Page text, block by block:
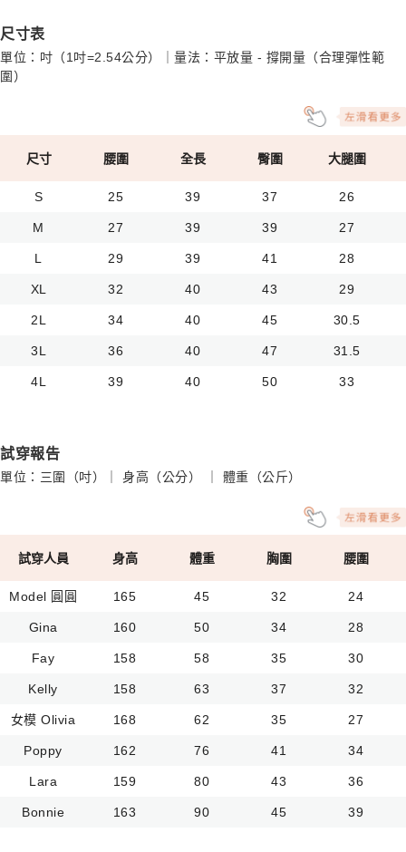
尺寸表
單位：吋（1吋=2.54公分）｜量法：平放量 - 撐開量（合理彈性範
圍）
尺寸 腰圍 全長 臀圍 大腿圍
S 25 39 37 26
M 27 39 39 27
L 29 39 41 28
XL 32 40 43 29
2L 34 40 45 30.5
3L 36 40 47 31.5
4L 39 40 50 33
試穿報告
單位：三圍（吋）｜ 身高（公分） ｜ 體重（公斤）
試穿人員 身高 體重 胸圍 腰圍
Model 圓圓 165 45 32 24
Gina 160 50 34 28
Fay 158 58 35 30
Kelly 158 63 37 32
女模 Olivia 168 62 35 27
Poppy 162 76 41 34
Lara 159 80 43 36
Bonnie 163 90 45 39